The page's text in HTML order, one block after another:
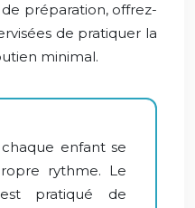
préparation, offrez-
de pratiquer la
minimal.
enfant se
rythme. Le
pratiqué de